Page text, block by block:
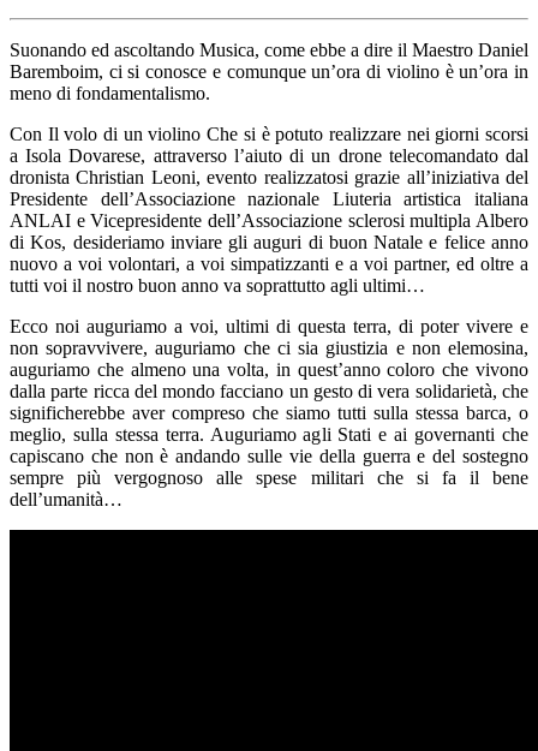
Suonando ed ascoltando Musica, come ebbe a dire il Maestro Daniel
Baremboim, ci si conosce e comunque un’ora di violino è un’ora in
meno di fondamentalismo.
Con Il volo di un violino Che si è potuto realizzare nei giorni scorsi
a Isola Dovarese, attraverso l’aiuto di un drone telecomandato dal
dronista Christian Leoni, evento realizzatosi grazie all’iniziativa del
Presidente dell’Associazione nazionale Liuteria artistica italiana
ANLAI e Vicepresidente dell’Associazione sclerosi multipla Albero
di Kos, desideriamo inviare gli auguri di buon Natale e felice anno
nuovo a voi volontari, a voi simpatizzanti e a voi partner, ed oltre a
tutti voi il nostro buon anno va soprattutto agli ultimi…
Ecco noi auguriamo a voi, ultimi di questa terra, di poter vivere e
non sopravvivere, auguriamo che ci sia giustizia e non elemosina,
auguriamo che almeno una volta, in quest’anno coloro che vivono
dalla parte ricca del mondo facciano un gesto di vera solidarietà, che
significherebbe aver compreso che siamo tutti sulla stessa barca, o
meglio, sulla stessa terra. Auguriamo agli Stati e ai governanti che
capiscano che non è andando sulle vie della guerra e del sostegno
sempre più vergognoso alle spese militari che si fa il bene
dell’umanità…